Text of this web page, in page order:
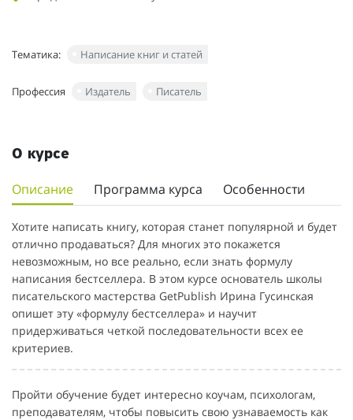
Тематика: Написание книг и статей
Профессия Издатель Писатель
О курсе
Описание Программа курса Особенности
Хотите написать книгу, которая станет популярной и будет
отлично продаваться? Для многих это покажется
невозможным, но все реально, если знать формулу
написания бестселлера. В этом курсе основатель школы
писательского мастерства GetPublish Ирина Гусинская
опишет эту «формулу бестселлера» и научит
придерживаться четкой последовательности всех ее
критериев.
Пройти обучение будет интересно коучам, психологам,
преподавателям, чтобы повысить свою узнаваемость как